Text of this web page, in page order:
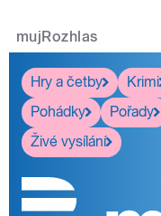
mujRozhlas
Hry a četby
Krimi
Pohádky
Pořady
Živé vysílání